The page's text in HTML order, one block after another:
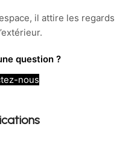
il attire les regards
question ?
nous